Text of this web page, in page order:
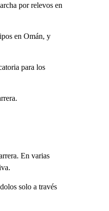
por relevos en
en Omán, y
para los
En varias
solo a través